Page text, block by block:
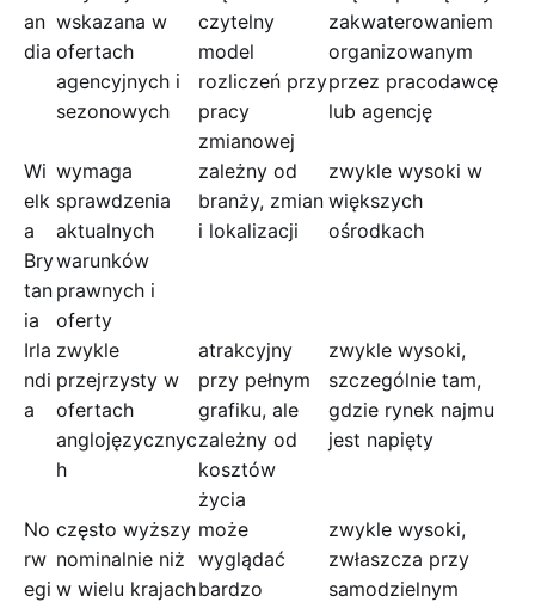
an
dia
wskazana w
ofertach
agencyjnych i
sezonowych
czytelny
model
rozliczeń przy
pracy
zmianowej
zakwaterowaniem
organizowanym
przez pracodawcę
lub agencję
Wi
elk
a
Bry
tan
ia
wymaga
sprawdzenia
aktualnych
warunków
prawnych i
oferty
zależny od
branży, zmian
i lokalizacji
zwykle wysoki w
większych
ośrodkach
Irla
ndi
a
zwykle
przejrzysty w
ofertach
anglojęzycznyc
h
atrakcyjny
przy pełnym
grafiku, ale
zależny od
kosztów
życia
zwykle wysoki,
szczególnie tam,
gdzie rynek najmu
jest napięty
No
rw
egi
często wyższy
nominalnie niż
w wielu krajach
może
wyglądać
bardzo
zwykle wysoki,
zwłaszcza przy
samodzielnym